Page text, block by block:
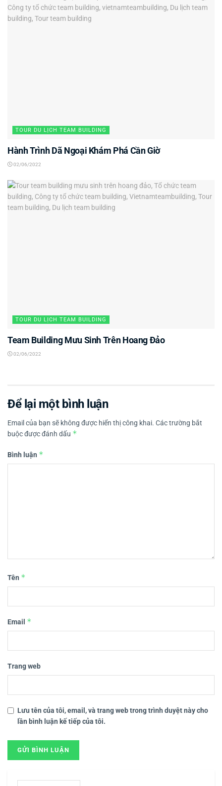
TOUR DU LỊCH TEAM BUILDING
Hành Trình Dã Ngoại Khám Phá Cần Giờ
02/06/2022
TOUR DU LỊCH TEAM BUILDING
Team Building Mưu Sinh Trên Hoang Đảo
02/06/2022
Để lại một bình luận
Email của bạn sẽ không được hiển thị công khai. Các trường bắt
buộc được đánh dấu *
Bình luận *
Tên *
Email *
Trang web
Lưu tên của tôi, email, và trang web trong trình duyệt này cho
lần bình luận kế tiếp của tôi.